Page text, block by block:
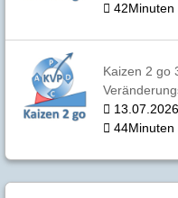
42Minuten
Kaizen 2 go
13.07.2026
44Minuten